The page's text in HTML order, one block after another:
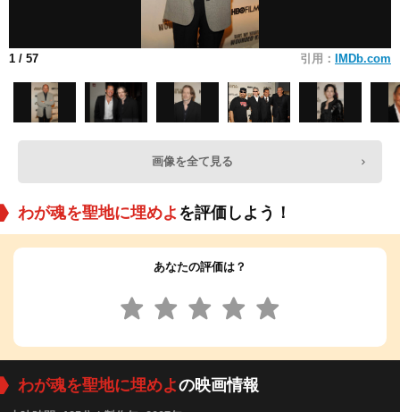
1 / 57 引用： IMDb.com
画像を全て見る
わが魂を聖地に埋めよを評価しよう！
あなたの評価は？
わが魂を聖地に埋めよの映画情報